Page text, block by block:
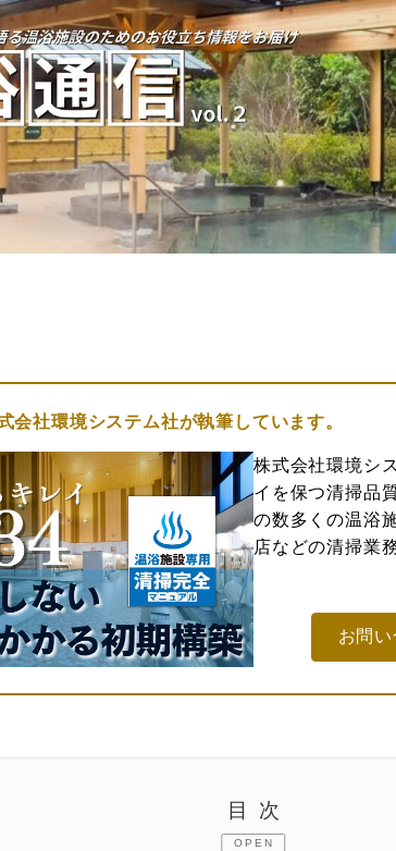
会社環境システム社が執筆しています。
株式会社環境シ
イを保つ清掃品
の数多くの温浴
店などの清掃業
お問
目次
OPEN